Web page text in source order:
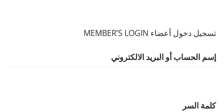
تسجيل دخول أعضاء MEMBER’S LOGIN
إسم الحساب أو البريد الالكتروني
كلمة السر